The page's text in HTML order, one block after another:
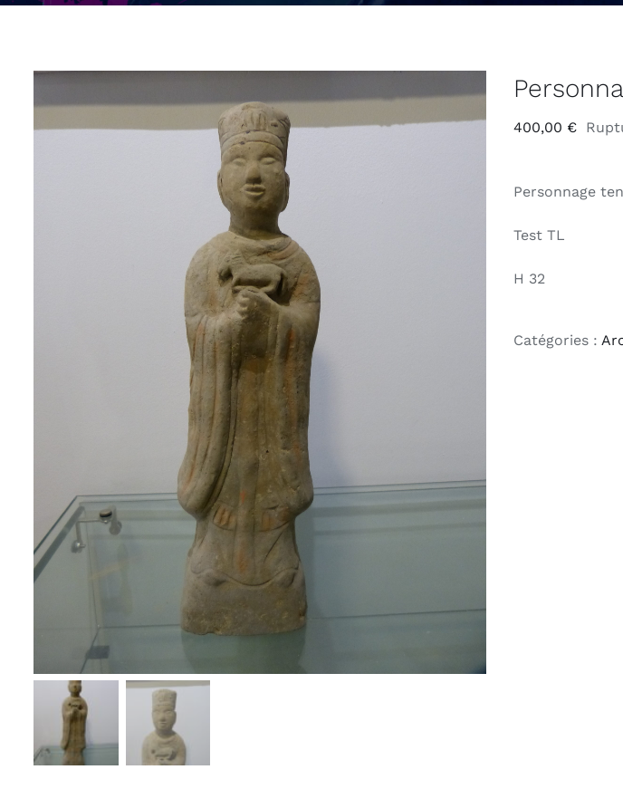
400,00 €
Personnage
Test TL
H 32
Catégories :